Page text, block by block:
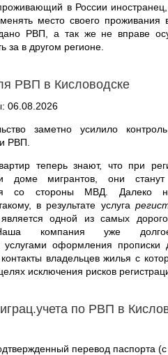
в России
место своего проживания
РВП, а так же не вправе
за в другом регионе.
РВП в Кисловодске
06.08.2026
заметно усилило
РВП.
теперь знают, что при
доме мигрантов, они станут
со стороны МВД. Далеко
в результате услуга
является одной из самых
Наша компания уже
услугами оформления
владельцев жилья с
исключения рисков
по РВП в
перевод паспорта (с